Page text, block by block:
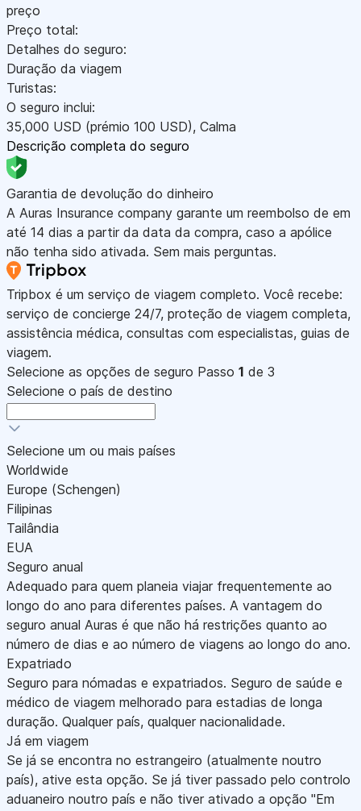
preço
Preço total:
Detalhes do seguro:
Duração da viagem
Turistas:
O seguro inclui:
35,000 USD (prémio 100 USD), Calma
Descrição completa do seguro
Garantia de devolução do dinheiro
A Auras Insurance company garante um reembolso de em
até 14 dias a partir da data da compra, caso a apólice
não tenha sido ativada. Sem mais perguntas.
Tripbox é um serviço de viagem completo. Você recebe:
serviço de concierge 24/7, proteção de viagem completa,
assistência médica, consultas com especialistas, guias de
viagem.
Selecione as opções de seguro Passo 1 de 3
Selecione o país de destino
Selecione um ou mais países
Worldwide
Europe (Schengen)
Filipinas
Tailândia
EUA
Seguro anual
Adequado para quem planeia viajar frequentemente ao
longo do ano para diferentes países. A vantagem do
seguro anual Auras é que não há restrições quanto ao
número de dias e ao número de viagens ao longo do ano.
Expatriado
Seguro para nómadas e expatriados. Seguro de saúde e
médico de viagem melhorado para estadias de longa
duração. Qualquer país, qualquer nacionalidade.
Já em viagem
Se já se encontra no estrangeiro (atualmente noutro
país), ative esta opção. Se já tiver passado pelo controlo
aduaneiro noutro país e não tiver ativado a opção "Em